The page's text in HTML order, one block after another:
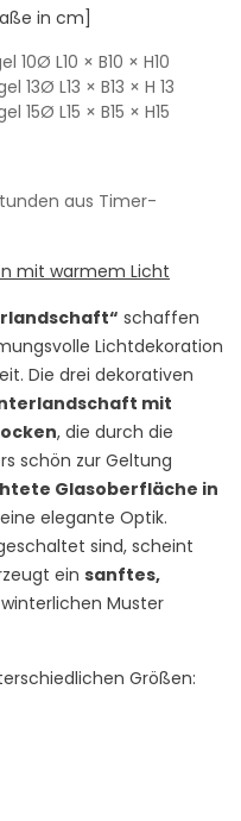
in cm]
10Ø L10 × B10 × H10
13Ø L13 × B13 × H 13
15Ø L15 × B15 × H15
aus Timer-
mit warmem Licht
schaffen
Lichtdekoration
Die drei dekorativen
mit
, die durch die
schön zur Geltung
Glasoberfläche in
elegante Optik.
sind, scheint
ein sanftes,
Muster
Größen: